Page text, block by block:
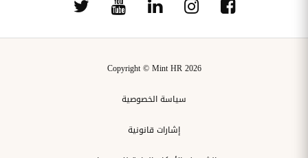
Copyright © Mint HR 2026
سياسة الخصوصية
إشارات قانونية